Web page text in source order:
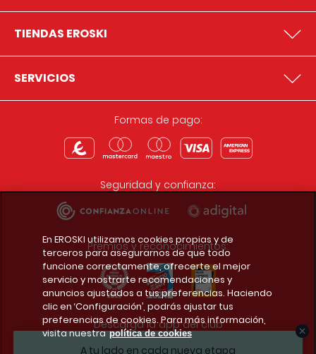
A tu lado en cada nueva etapa
TIENDAS EROSKI
SERVICIOS
Formas de pago:
Seguridad y confianza:
Premios y reconocimientos:
Descarga la app del club
En EROSKI utilizamos cookies propias y de
terceros para asegurarnos de que todo
funcione correctamente, ofrecerte el mejor
servicio y mostrarte recomendaciones y
anuncios ajustados a tus preferencias. Haciendo
clic en ‘Configuración’, podrás ajustar tus
preferencias de cookies. Para más información,
visita nuestra política de cookies